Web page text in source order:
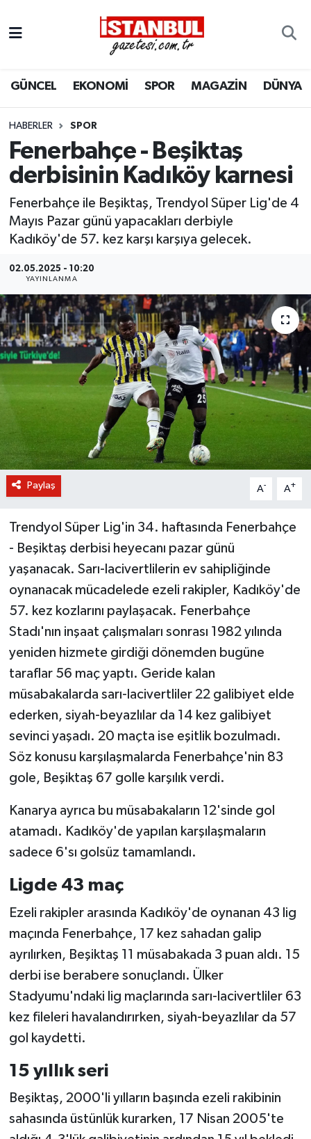
GÜNCEL EKONOMİ SPOR MAGAZİN DÜNYA
HABERLER SPOR
Fenerbahçe - Beşiktaş
derbisinin Kadıköy karnesi
Fenerbahçe ile Beşiktaş, Trendyol Süper Lig'de 4
Mayıs Pazar günü yapacakları derbiyle
Kadıköy'de 57. kez karşı karşıya gelecek.
02.05.2025 - 10:20
YAYINLANMA
Paylaş A- A+
Trendyol Süper Lig'in 34. haftasında Fenerbahçe
- Beşiktaş derbisi heyecanı pazar günü
yaşanacak. Sarı-lacivertlilerin ev sahipliğinde
oynanacak mücadelede ezeli rakipler, Kadıköy'de
57. kez kozlarını paylaşacak. Fenerbahçe
Stadı'nın inşaat çalışmaları sonrası 1982 yılında
yeniden hizmete girdiği dönemden bugüne
taraflar 56 maç yaptı. Geride kalan
müsabakalarda sarı-lacivertliler 22 galibiyet elde
ederken, siyah-beyazlılar da 14 kez galibiyet
sevinci yaşadı. 20 maçta ise eşitlik bozulmadı.
Söz konusu karşılaşmalarda Fenerbahçe'nin 83
gole, Beşiktaş 67 golle karşılık verdi.
Kanarya ayrıca bu müsabakaların 12'sinde gol
atamadı. Kadıköy'de yapılan karşılaşmaların
sadece 6'sı golsüz tamamlandı.
Ligde 43 maç
Ezeli rakipler arasında Kadıköy'de oynanan 43 lig
maçında Fenerbahçe, 17 kez sahadan galip
ayrılırken, Beşiktaş 11 müsabakada 3 puan aldı. 15
derbi ise berabere sonuçlandı. Ülker
Stadyumu'ndaki lig maçlarında sarı-lacivertliler 63
kez fileleri havalandırırken, siyah-beyazlılar da 57
gol kaydetti.
15 yıllık seri
Beşiktaş, 2000'li yılların başında ezeli rakibinin
sahasında üstünlük kurarken, 17 Nisan 2005'te
EKONOMİ
İSTANBUL
DÜNYA
MAGAZİN
KÜLTÜR SANAT
SAĞLIK
BİLİM VE TEKNOLOJİ
OTOMOBİL
KURUMSAL
Nöbetçi Eczaneler
Hava Durumu
Trafik Durumu
Süper Lig Puan Durumu ve Fikstür
Son Dakika Haberleri
Haber Arşivi